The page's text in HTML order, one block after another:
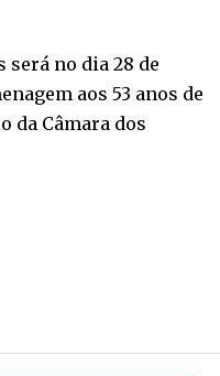
será no dia 28 de
aos 53 anos de
da Câmara dos